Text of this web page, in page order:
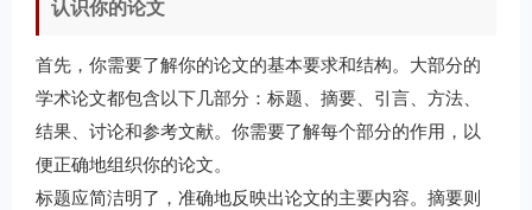
认识你的论文
首先，你需要了解你的论文的基本要求和结构。大部分的
学术论文都包含以下几部分：标题、摘要、引言、方法、
结果、讨论和参考文献。你需要了解每个部分的作用，以
便正确地组织你的论文。
标题应简洁明了，准确地反映出论文的主要内容。摘要则